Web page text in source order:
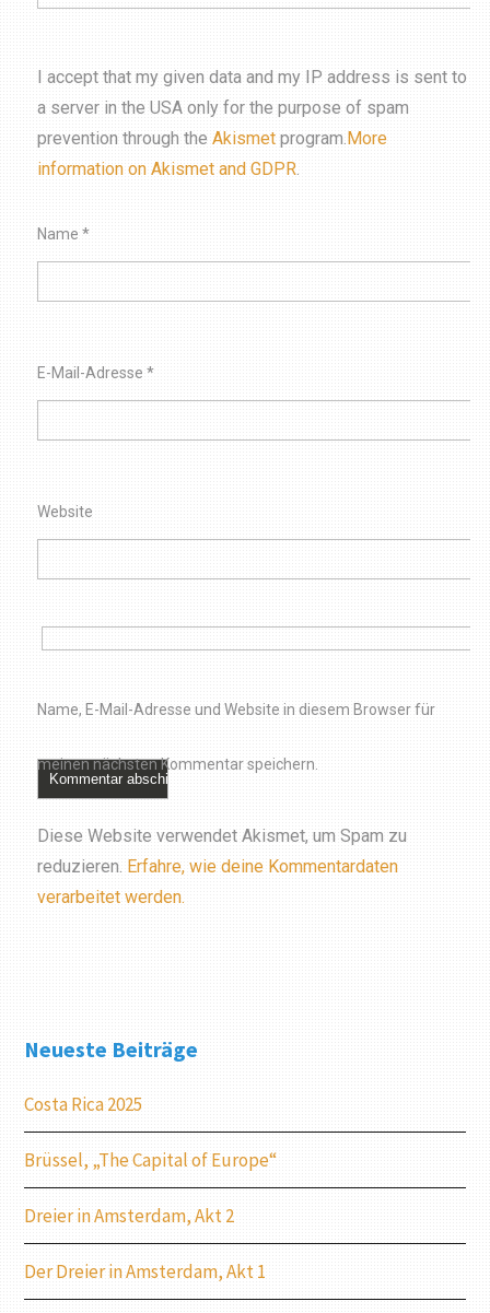
I accept that my given data and my IP address is sent to
a server in the USA only for the purpose of spam
prevention through theAkismet program. More
information on Akismet and GDPR
Name*
E-Mail-Adresse*
Website
Name, E-Mail-Adresse und Website in diesem Browser für
meinen nächsten Kommentar speichern.
Diese Website verwendet Akismet, um Spam zu
reduzieren. Erfahre, wie deine Kommentardaten
verarbeitet werden.
Neueste Beiträge
Costa Rica 2025
Brüssel, „The Capital of Europe“
Dreier in Amsterdam, Akt 2
Der Dreier in Amsterdam, Akt 1